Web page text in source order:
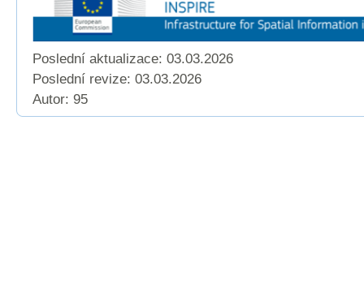
Poslední aktualizace: 03.03.2026
Poslední revize: 03.03.2026
Autor: 95